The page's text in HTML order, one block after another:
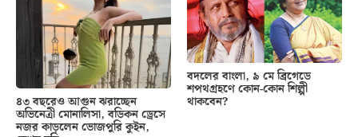
৪৩ বছরেও আগুন ঝরাচ্ছেন
অভিনেত্রী মোনালিসা, বডিকন ড্রেসে
নজর কাড়লেন ভোজপুরি কুইন,
বদলের বাংলা, ৯ মে ব্রিগেডে
শপথগ্রহণে কোন-কোন শিল্পী
থাকবেন?